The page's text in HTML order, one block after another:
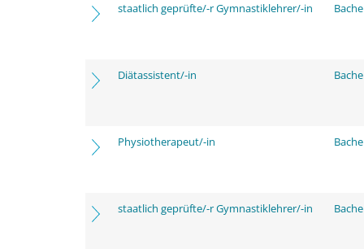
staatlich geprüfte/-r Gymnastiklehrer/-in
Diätassistent/-in
Physiotherapeut/-in
staatlich geprüfte/-r Gymnastiklehrer/-in